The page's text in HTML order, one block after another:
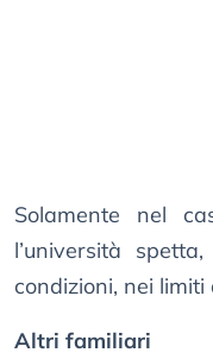
Solamente nel
l’università
condizioni, nei limiti
Altri familiari